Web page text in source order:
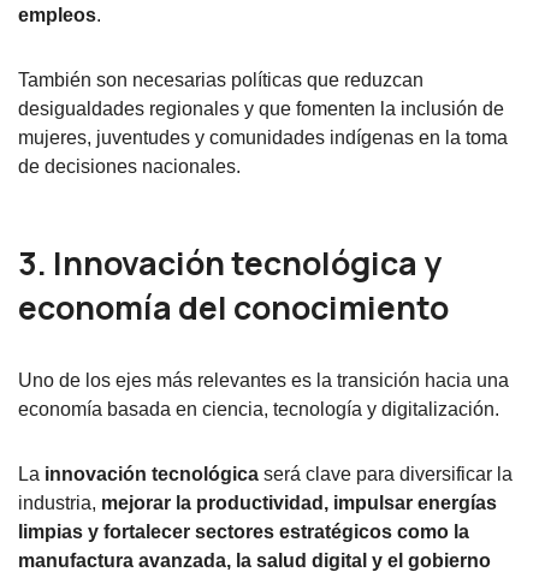
empleos.
También son necesarias políticas que reduzcan
desigualdades regionales y que fomenten la inclusión de
mujeres, juventudes y comunidades indígenas en la toma
de decisiones nacionales.
3. Innovación tecnológica y
economía del conocimiento
Uno de los ejes más relevantes es la transición hacia una
economía basada en ciencia, tecnología y digitalización.
La innovación tecnológica será clave para diversificar la
industria, mejorar la productividad, impulsar energías
limpias y fortalecer sectores estratégicos como la
manufactura avanzada, la salud digital y el gobierno